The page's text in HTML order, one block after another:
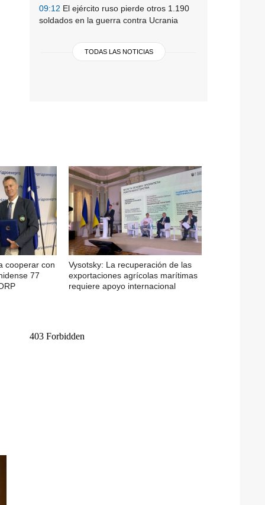
09:12 El ejército ruso pierde otros 1.190
soldados en la guerra contra Ucrania
TODAS LAS NOTICIAS
cooperar con
77
Vysotsky: La recuperación de las
exportaciones agrícolas marítimas
requiere apoyo internacional